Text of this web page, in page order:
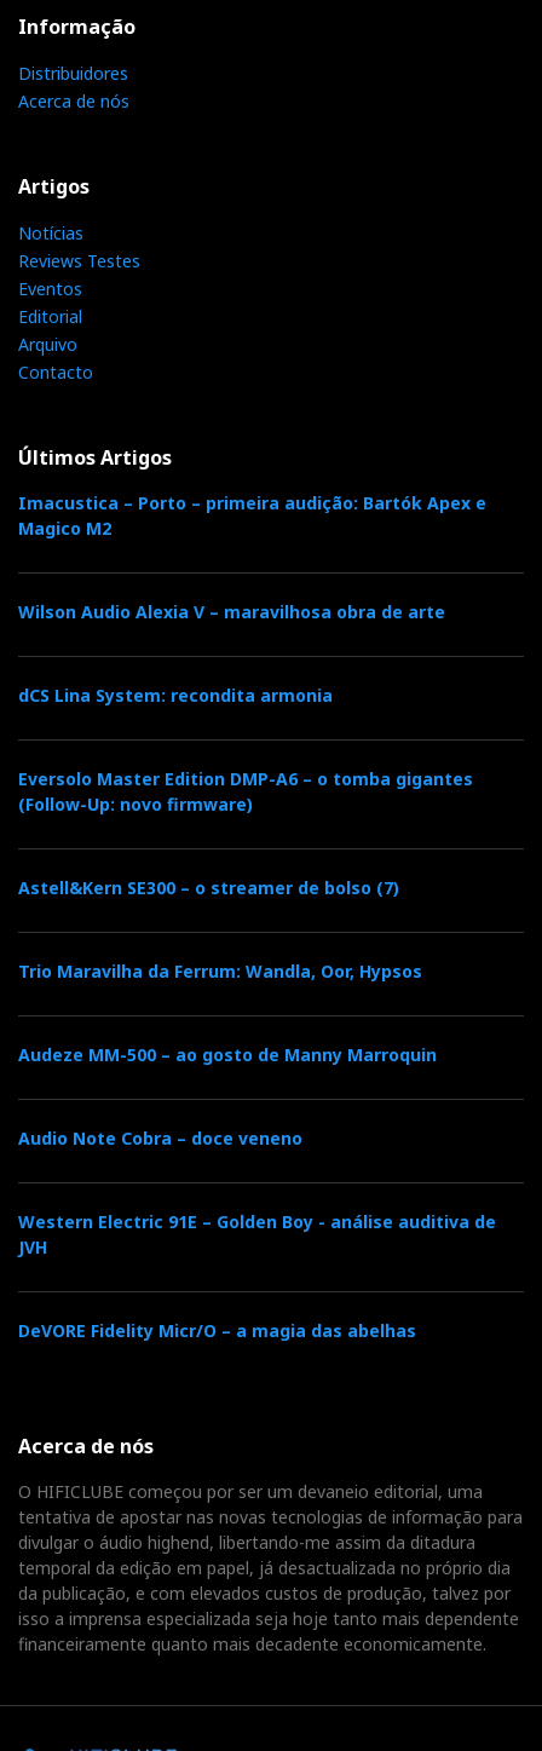
Informação
Distribuidores
Acerca de nós
Artigos
Notícias
Reviews Testes
Eventos
Editorial
Arquivo
Contacto
Últimos Artigos
Imacustica – Porto – primeira audição: Bartók Apex e
Magico M2
Wilson Audio Alexia V – maravilhosa obra de arte
dCS Lina System: recondita armonia
Eversolo Master Edition DMP-A6 – o tomba gigantes
(Follow-Up: novo firmware)
Astell&Kern SE300 – o streamer de bolso (7)
Trio Maravilha da Ferrum: Wandla, Oor, Hypsos
Audeze MM-500 – ao gosto de Manny Marroquin
Audio Note Cobra – doce veneno
Western Electric 91E – Golden Boy - análise auditiva de
JVH
DeVORE Fidelity Micr/O – a magia das abelhas
Acerca de nós
O HIFICLUBE começou por ser um devaneio editorial, uma
tentativa de apostar nas novas tecnologias de informação para
divulgar o áudio highend, libertando-me assim da ditadura
temporal da edição em papel, já desactualizada no próprio dia
da publicação, e com elevados custos de produção, talvez por
isso a imprensa especializada seja hoje tanto mais dependente
financeiramente quanto mais decadente economicamente.